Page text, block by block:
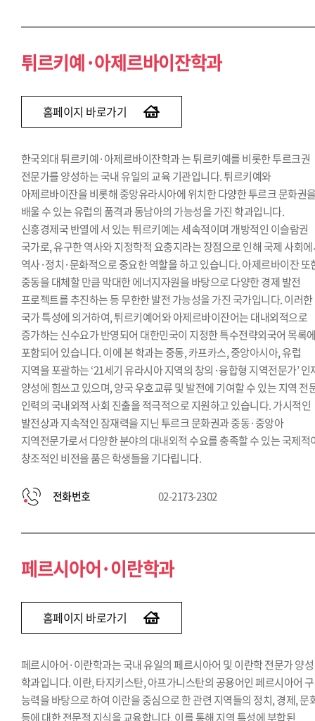
튀르키예·아제르바이잔학과
홈페이지 바로가기
한국외대 튀르키예·아제르바이잔학과 는 튀르키예를 비롯한 투르크권
전문가를 양성하는 국내 유일의 교육 기관입니다. 튀르키예와
아제르바이잔을 비롯해 중앙유라시아에 위치한 다양한 투르크 문화권
배울 수 있는 유럽의 품격과 동남아의 가능성을 가진 학과입니다.
신흥경제국 반열에 서 있는 튀르키예는 세속적이며 개방적인 이슬람권
국가로, 유구한 역사와 지정학적 요충지라는 장점으로 인해 국제 사회
역사·정치·문화적으로 중요한 역할을 하고 있습니다. 아제르바이잔 또
중동을 대체할 만큼 막대한 에너지자원을 바탕으로 다양한 경제 발전
프로젝트를 추진하는 등 무한한 발전 가능성을 가진 국가입니다. 이러한
국가 특성에 의거하여, 튀르키예어와 아제르바이잔어는 대내외적으로
증가하는 신수요가 반영되어 대한민국이 지정한 특수전략외국어 목록
포함되어 있습니다. 이에 본 학과는 중동, 카프카스, 중앙아시아, 유럽
지역을 포괄하는 ‘21세기 유라시아 지역의 창의·융합형 지역전문가’ 인
양성에 힘쓰고 있으며, 양국 우호교류 및 발전에 기여할 수 있는 지역 전
인력의 국내외적 사회 진출을 적극적으로 지원하고 있습니다. 가시적인
발전상과 지속적인 잠재력을 지닌 투르크 문화권과 중동·중앙아
지역전문가로서 다양한 분야의 대내외적 수요를 충족할 수 있는 국제적
창조적인 비전을 품은 학생들을 기다립니다.
전화번호 02-2173-2302
페르시아어·이란학과
홈페이지 바로가기
페르시아어·이란학과는 국내 유일의 페르시아어 및 이란학 전문가 양성
학과입니다. 이란, 타지키스탄, 아프가니스탄의 공용어인 페르시아어
능력을 바탕으로 하여 이란을 중심으로 한 관련 지역들의 정치, 경제, 문
등에 대한 전문적 지식을 교육합니다. 이를 통해 지역 특성에 부합된